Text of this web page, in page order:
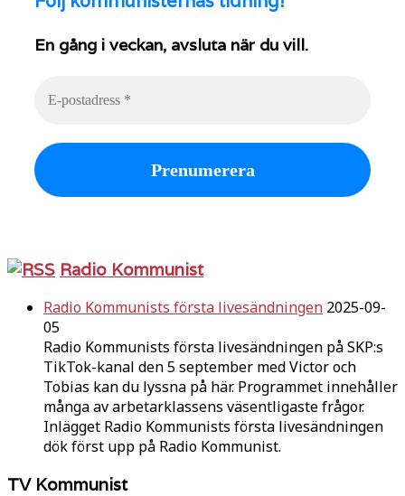
En gång i veckan, avsluta när du vill.
Radio Kommunist
Radio Kommunists första livesändningen 2025-09-
05
Radio Kommunists första livesändningen på SKP:s
TikTok-kanal den 5 september med Victor och
Tobias kan du lyssna på här. Programmet innehåller
många av arbetarklassens väsentligaste frågor.
Inlägget Radio Kommunists första livesändningen
dök först upp på Radio Kommunist.
TV Kommunist